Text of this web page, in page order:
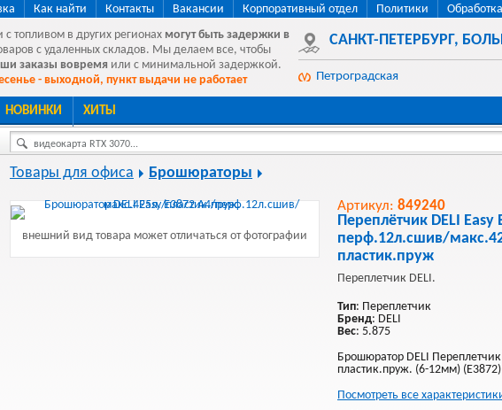
Как найти Контакты Вакансии Корпоративный отдел Политики
с топливом в других регионах могут быть задержки в
с удаленных складов. Мы делаем все, чтобы
заказы вовремя или с минимальной задержкой.
- выходной, пункт выдачи не работает
САНКТ-ПЕТЕРБУРГ,
Петроградская
НОВИНКИ ХИТЫ
видеокарта RTX 3070...
Товары для офиса Брошюраторы
внешний вид товара может отличаться от фотографии
Артикул: 849240
Переплётчик DELI Easy
перф.12л.сшив/
пластик.пруж
Переплетчик DELI.
Тип: Переплетчик
Бренд: DELI
Вес: 5.875
Брошюратор DELI
пластик.пруж. (6-12мм) (E3872)
Посмотреть все